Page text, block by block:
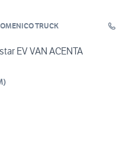
TRUCK
EV VAN ACENTA
)